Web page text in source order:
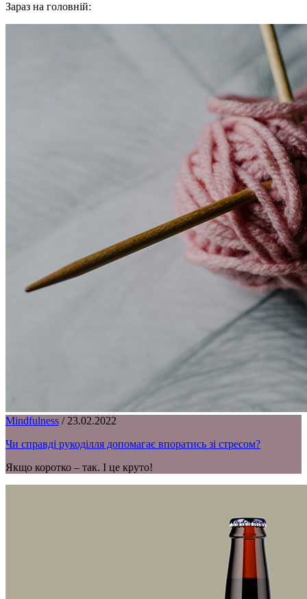
Зараз на головній:
Mindfulness / 23.02.2022
Чи справді рукоділля допомагає впоратись зі стресом?
Якщо коротко – так. І це круто!